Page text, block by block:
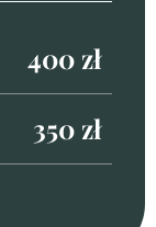
400 zł
350 zł